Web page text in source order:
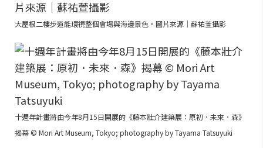
大屋根二樓步道能環視整個會場與海邊景色。圖片來源｜蘇祐萱攝影
十週年計畫將由今年8月15日開展的《藤本壯介建築展：原初．未來．森》
揭幕 © Mori Art Museum, Tokyo; photography by Tayama Tatsuyuki